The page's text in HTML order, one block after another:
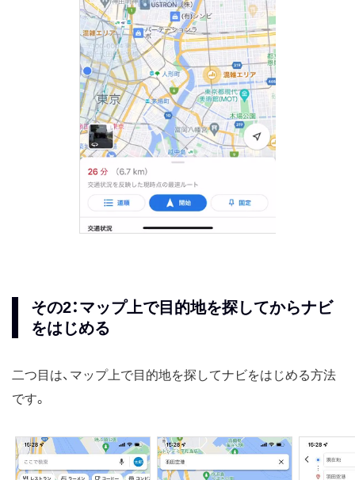
その2：マップ上で目的地を探してからナビ
をはじめる
二つ目は、マップ上で目的地を探してナビをはじめる方法
です。